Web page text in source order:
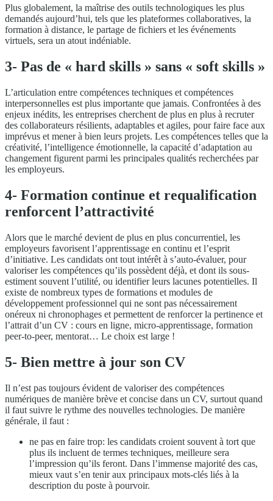
Plus globalement, la maîtrise des outils technologiques les plus
demandés aujourd’hui, tels que les plateformes collaboratives, la
formation à distance, le partage de fichiers et les événements
virtuels, sera un atout indéniable.
3- Pas de « hard skills » sans « soft skills »
L’articulation entre compétences techniques et compétences
interpersonnelles est plus importante que jamais. Confrontées à des
enjeux inédits, les entreprises cherchent de plus en plus à recruter
des collaborateurs résilients, adaptables et agiles, pour faire face aux
imprévus et mener à bien leurs projets. Les compétences telles que la
créativité, l’intelligence émotionnelle, la capacité d’adaptation au
changement figurent parmi les principales qualités recherchées par
les employeurs.
4- Formation continue et requalification
renforcent l’attractivité
Alors que le marché devient de plus en plus concurrentiel, les
employeurs favorisent l’apprentissage en continu et l’esprit
d’initiative. Les candidats ont tout intérêt à s’auto-évaluer, pour
valoriser les compétences qu’ils possèdent déjà, et dont ils sous-
estiment souvent l’utilité, ou identifier leurs lacunes potentielles. Il
existe de nombreux types de formations et modules de
développement professionnel qui ne sont pas nécessairement
onéreux ni chronophages et permettent de renforcer la pertinence et
l’attrait d’un CV : cours en ligne, micro-apprentissage, formation
peer-to-peer, mentorat… Le choix est large !
5- Bien mettre à jour son CV
Il n’est pas toujours évident de valoriser des compétences
numériques de manière brève et concise dans un CV, surtout quand
il faut suivre le rythme des nouvelles technologies. De manière
générale, il faut :
ne pas en faire trop: les candidats croient souvent à tort que
plus ils incluent de termes techniques, meilleure sera
l’impression qu’ils feront. Dans l’immense majorité des cas,
mieux vaut s’en tenir aux principaux mots-clés liés à la
description du poste à pourvoir.